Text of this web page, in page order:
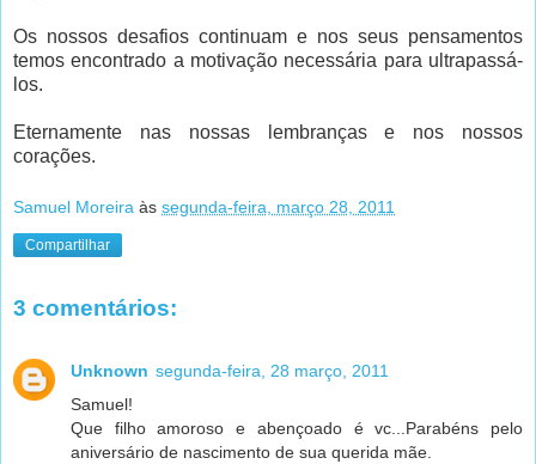
Os nossos desafios continuam e nos seus pensamentos
temos encontrado a motivação necessária para ultrapassá-
los.
Eternamente nas nossas lembranças e nos nossos
corações.
Samuel Moreira às segunda-feira, março 28, 2011
Compartilhar
3 comentários:
Unknown segunda-feira, 28 março, 2011
Samuel!
Que filho amoroso e abençoado é vc...Parabéns pelo
aniversário de nascimento de sua querida mãe.